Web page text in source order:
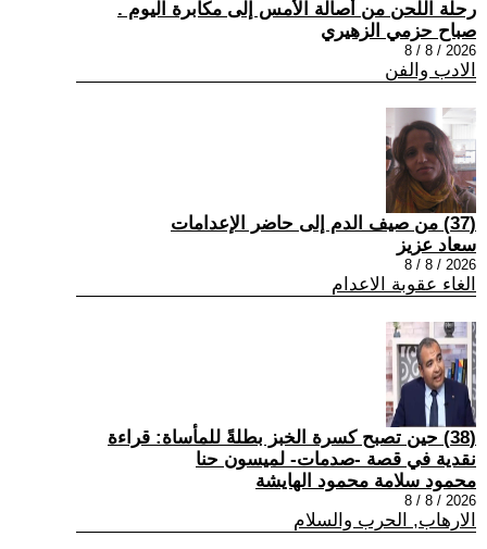
رحلة اللحن من أصالة الأمس إلى مكابرة اليوم .
صباح حزمي الزهيري
2026 / 8 / 8
الادب والفن
(37) من صيف الدم إلى حاضر الإعدامات
سعاد عزيز
2026 / 8 / 8
الغاء عقوبة الاعدام
(38) حين تصبح كسرة الخبز بطلةً للمأساة: قراءة
نقدية في قصة -صدمات- لميسون حنا
محمود سلامة محمود الهايشة
2026 / 8 / 8
الارهاب, الحرب والسلام